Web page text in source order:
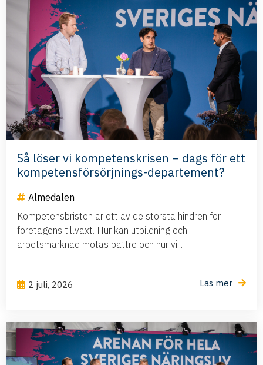
Så löser vi kompetenskrisen – dags för ett
kompetensförsörjnings-departement?
Almedalen
Kompetensbristen är ett av de största hindren för
företagens tillväxt. Hur kan utbildning och
arbetsmarknad mötas bättre och hur vi...
2 juli, 2026 Läs mer